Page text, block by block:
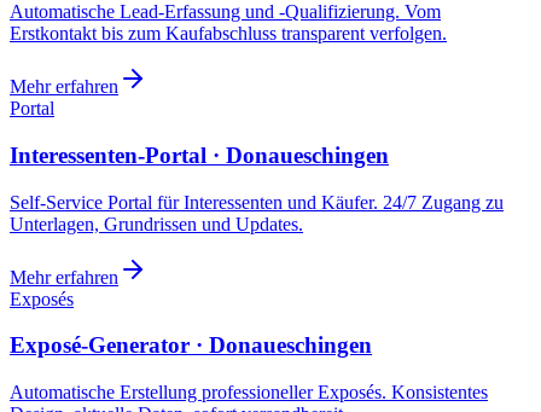
Automatische Lead-Erfassung und -Qualifizierung. Vom
Erstkontakt bis zum Kaufabschluss transparent verfolgen.
Mehr erfahren
Portal
Interessenten-Portal · Donaueschingen
Self-Service Portal für Interessenten und Käufer. 24/7 Zugang zu
Unterlagen, Grundrissen und Updates.
Mehr erfahren
Exposés
Exposé-Generator · Donaueschingen
Automatische Erstellung professioneller Exposés. Konsistentes